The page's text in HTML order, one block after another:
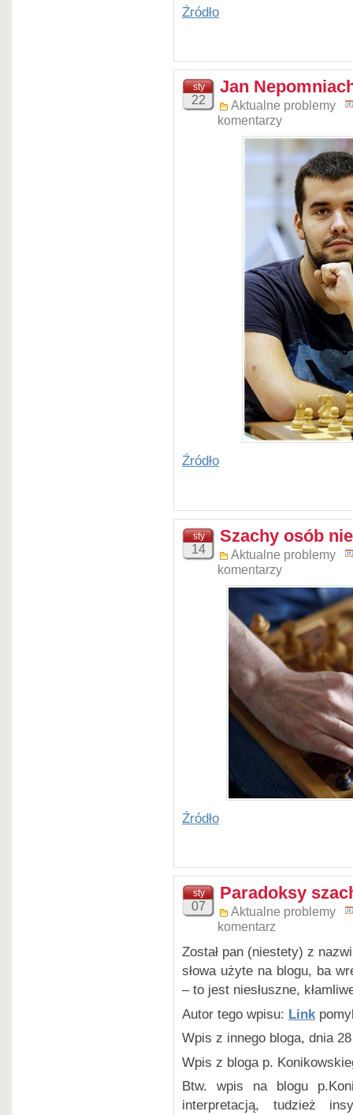
Źródło
sty
22
Jan
Aktualne problemy
komentarzy
Źródło
sty
14
Szachy osób
Aktualne problemy
komentarzy
Źródło
sty
07
Paradoksy
Aktualne problemy
komentarz
Został pan (niestety) z
słowa użyte na blogu, ba
– to jest niesłuszne,
Autor tego wpisu: Link
Wpis z innego bloga, dnia
Wpis z bloga p.
Btw. wpis na blogu
interpretacją, tudzież